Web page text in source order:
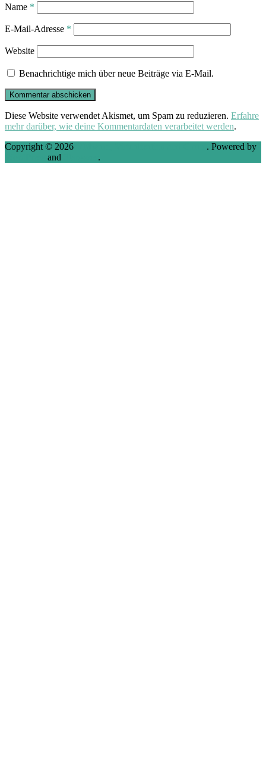
Name *
E-Mail-Adresse *
Website
Benachrichtige mich über neue Beiträge via E-Mail.
Diese Website verwendet Akismet, um Spam zu reduzieren. Erfahre
mehr darüber, wie deine Kommentardaten verarbeitet werden.
Copyright © 2026
. Powered by
and .